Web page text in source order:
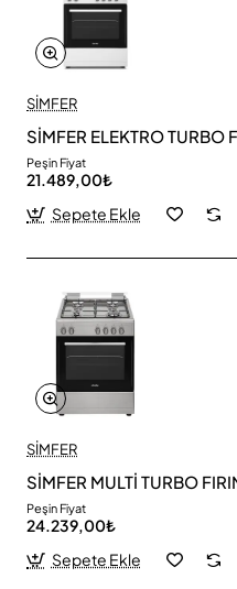
SİMFER
SİMFER ELEKTRO TURBO
Peşin Fiyat
21.489,00₺
Sepete Ekle
SİMFER
SİMFER MULTİ TURBO
Peşin Fiyat
24.239,00₺
Sepete Ekle